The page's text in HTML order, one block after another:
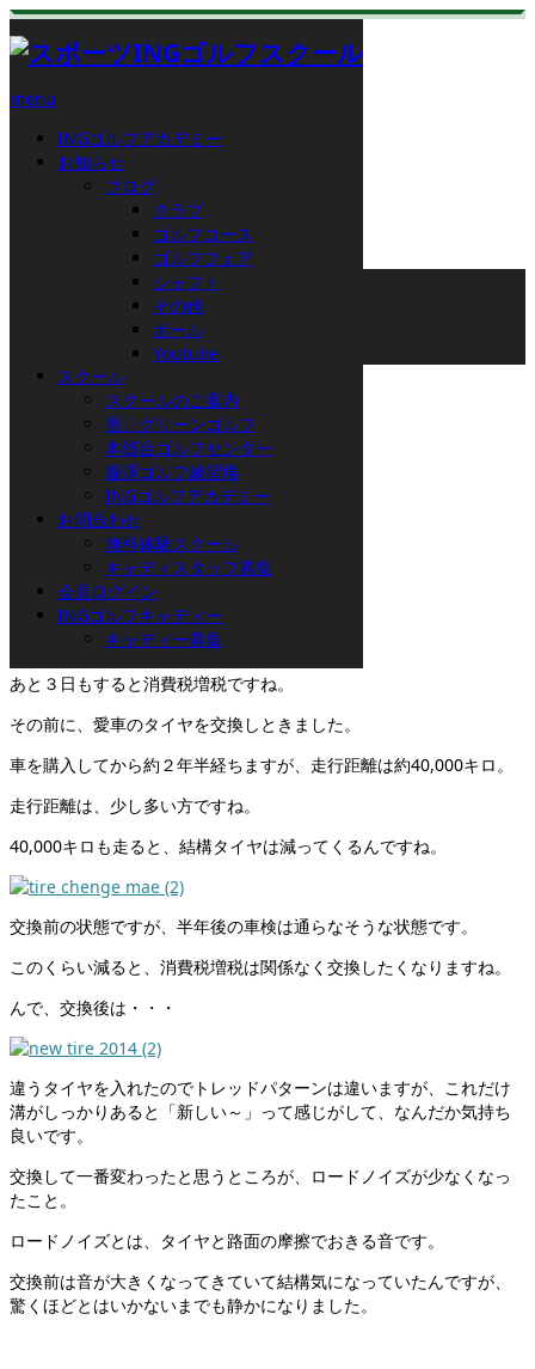
menu
INGゴルフアカデミー
お知らせ
ブログ
クラブ
ゴルフコース
ゴルフフェア
シャフト
その他
ボール
Youtube
スクール
スクールのご案内
香川グリーンゴルフ
本郷台ゴルフセンター
義澤ゴルフ練習場
INGゴルフアカデミー
お問合わせ
無料体験スクール
キャディスタッフ募集
会員ログイン
INGゴルフキャディー
キャディー募集
スタッフブログ
ニュータイヤ
2014.03.29
ニュータイヤ
鈴木です。
あと３日もすると消費税増税ですね。
その前に、愛車のタイヤを交換しときました。
車を購入してから約２年半経ちますが、走行距離は約40,000キロ。
走行距離は、少し多い方ですね。
40,000キロも走ると、結構タイヤは減ってくるんですね。
交換前の状態ですが、半年後の車検は通らなそうな状態です。
このくらい減ると、消費税増税は関係なく交換したくなりますね。
んで、交換後は・・・
違うタイヤを入れたのでトレッドパターンは違いますが、これだけ
溝がしっかりあると「新しい～」って感じがして、なんだか気持ち
良いです。
交換して一番変わったと思うところが、ロードノイズが少なくなっ
たこと。
ロードノイズとは、タイヤと路面の摩擦でおきる音です。
交換前は音が大きくなってきていて結構気になっていたんですが、
驚くほどとはいかないまでも静かになりました。